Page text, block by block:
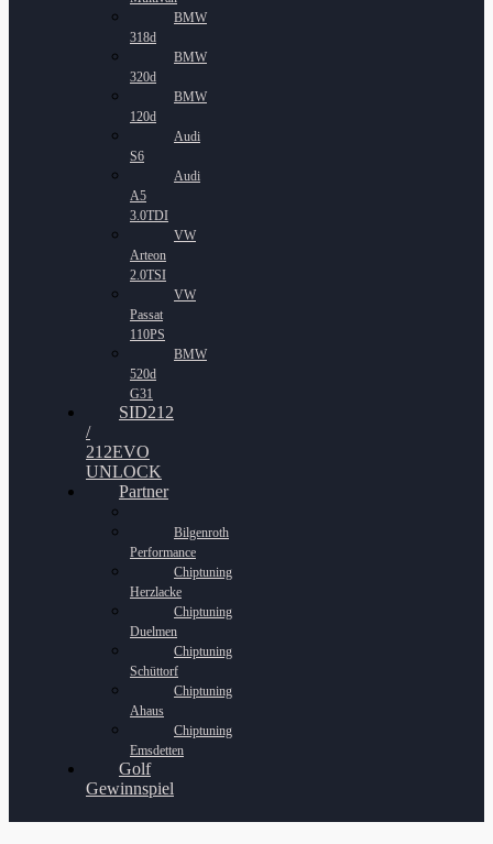
BMW
318d
BMW
320d
BMW
120d
Audi
S6
Audi
A5
3.0TDI
VW
Arteon
2.0TSI
VW
Passat
110PS
BMW
520d
G31
SID212
/
212EVO
UNLOCK
Partner
Bilgenroth
Performance
Chiptuning
Herzlacke
Chiptuning
Duelmen
Chiptuning
Schüttorf
Chiptuning
Ahaus
Chiptuning
Emsdetten
Golf
Gewinnspiel